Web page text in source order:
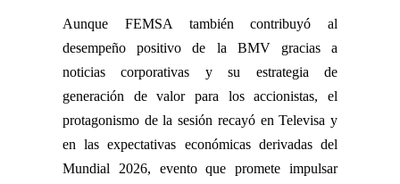
Aunque FEMSA también contribuyó al
desempeño positivo de la BMV gracias a
noticias corporativas y su estrategia de
generación de valor para los accionistas, el
protagonismo de la sesión recayó en Televisa y
en las expectativas económicas derivadas del
Mundial 2026, evento que promete impulsar